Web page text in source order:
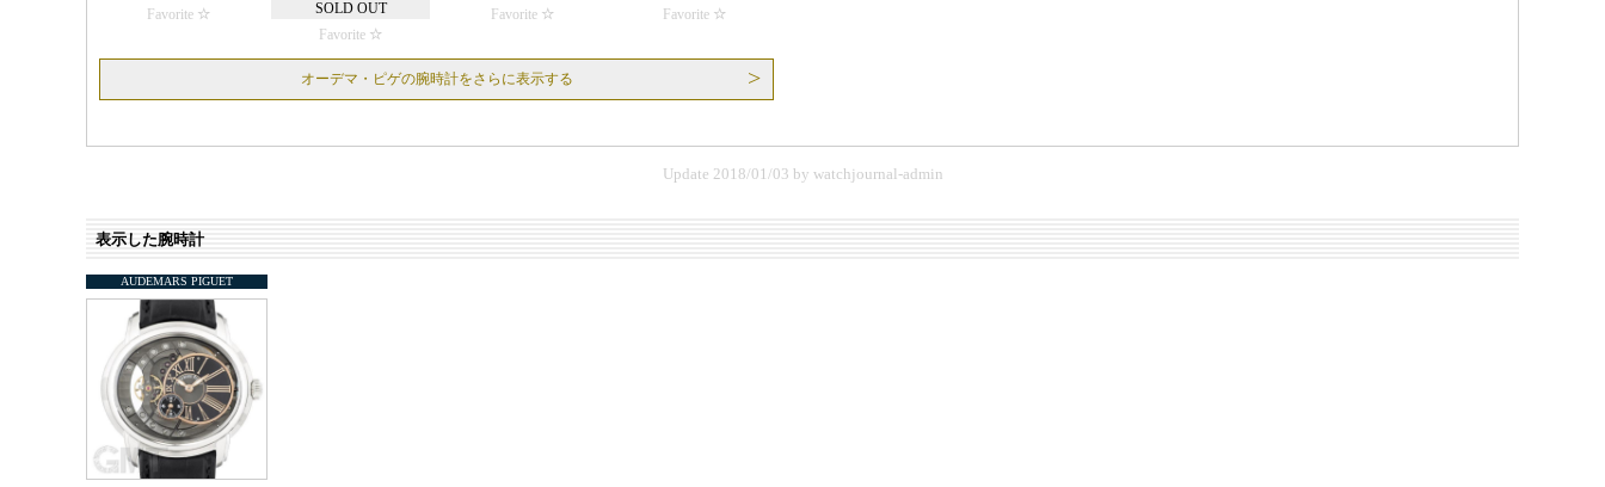
Favorite
SOLD OUT
Favorite
Favorite
Favorite
オーデマ・ピゲの腕時計をさらに表示する
Update 2018/01/03 by watchjournal-admin
表示した腕時計
AUDEMARS PIGUET